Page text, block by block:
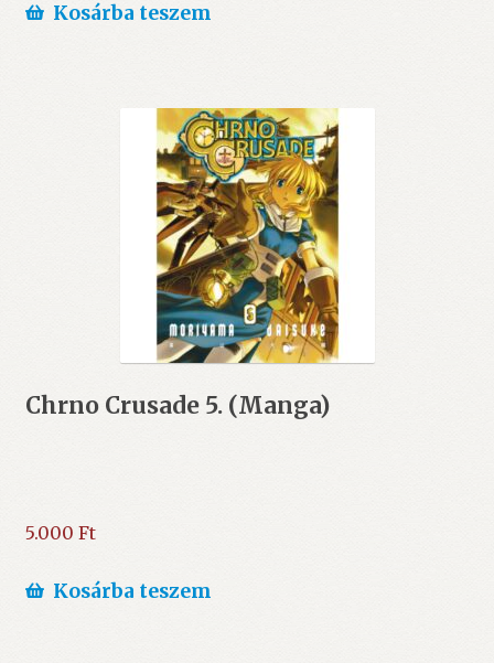
Kosárba teszem
Chrno Crusade 5. (Manga)
5.000 Ft
Kosárba teszem